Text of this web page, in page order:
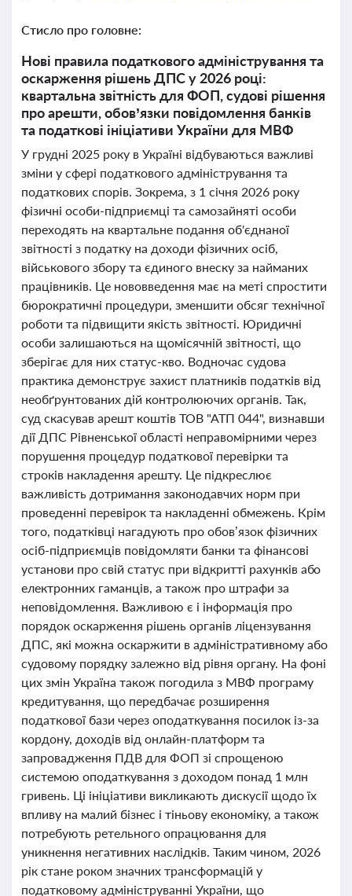
Стисло про головне:
Нові правила податкового адміністрування та
оскарження рішень ДПС у 2026 році:
квартальна звітність для ФОП, судові рішення
про арешти, обов’язки повідомлення банків
та податкові ініціативи України для МВФ
У грудні 2025 року в Україні відбуваються важливі
зміни у сфері податкового адміністрування та
податкових спорів. Зокрема, з 1 січня 2026 року
фізичні особи-підприємці та самозайняті особи
переходять на квартальне подання об'єднаної
звітності з податку на доходи фізичних осіб,
військового збору та єдиного внеску за найманих
працівників. Це нововведення має на меті спростити
бюрократичні процедури, зменшити обсяг технічної
роботи та підвищити якість звітності. Юридичні
особи залишаються на щомісячній звітності, що
зберігає для них статус-кво. Водночас судова
практика демонструє захист платників податків від
необґрунтованих дій контролюючих органів. Так,
суд скасував арешт коштів ТОВ "АТП 044", визнавши
дії ДПС Рівненської області неправомірними через
порушення процедур податкової перевірки та
строків накладення арешту. Це підкреслює
важливість дотримання законодавчих норм при
проведенні перевірок та накладенні обмежень. Крім
того, податківці нагадують про обов’язок фізичних
осіб-підприємців повідомляти банки та фінансові
установи про свій статус при відкритті рахунків або
електронних гаманців, а також про штрафи за
неповідомлення. Важливою є і інформація про
порядок оскарження рішень органів ліцензування
ДПС, які можна оскаржити в адміністративному або
судовому порядку залежно від рівня органу. На фоні
цих змін Україна також погодила з МВФ програму
кредитування, що передбачає розширення
податкової бази через оподаткування посилок із-за
кордону, доходів від онлайн-платформ та
запровадження ПДВ для ФОП зі спрощеною
системою оподаткування з доходом понад 1 млн
гривень. Ці ініціативи викликають дискусії щодо їх
впливу на малий бізнес і тіньову економіку, а також
потребують ретельного опрацювання для
уникнення негативних наслідків. Таким чином, 2026
рік стане роком значних трансформацій у
податковому адмініструванні України, що